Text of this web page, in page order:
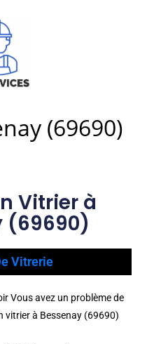
(69690)
Vitrier à
(69690)
Vitrerie
Vous avez un problème de
vitrier à Bessenay (69690)